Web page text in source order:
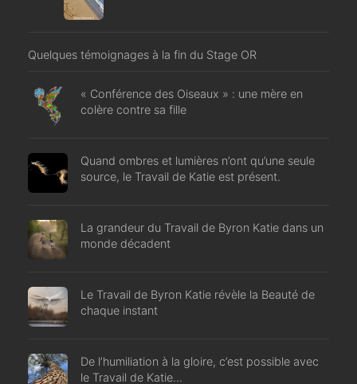
Quelques témoignages à la fin du Stage OR
« Conférence des Oiseaux » : une mère en
colère contre sa fille
Quand ombres et lumières n’ont qu’une seule
source, le Travail de Katie est présent.
La grandeur du Travail de Byron Katie dans un
monde décadent
Le Travail de Byron Katie révèle la Beauté de
chaque instant
De l’humiliation à la gloire, c’est possible avec
le Travail de Katie…